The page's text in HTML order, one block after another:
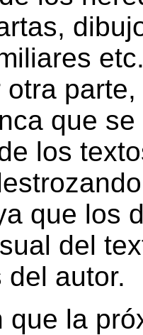
otra
que
los
que los
del
autor.
que la